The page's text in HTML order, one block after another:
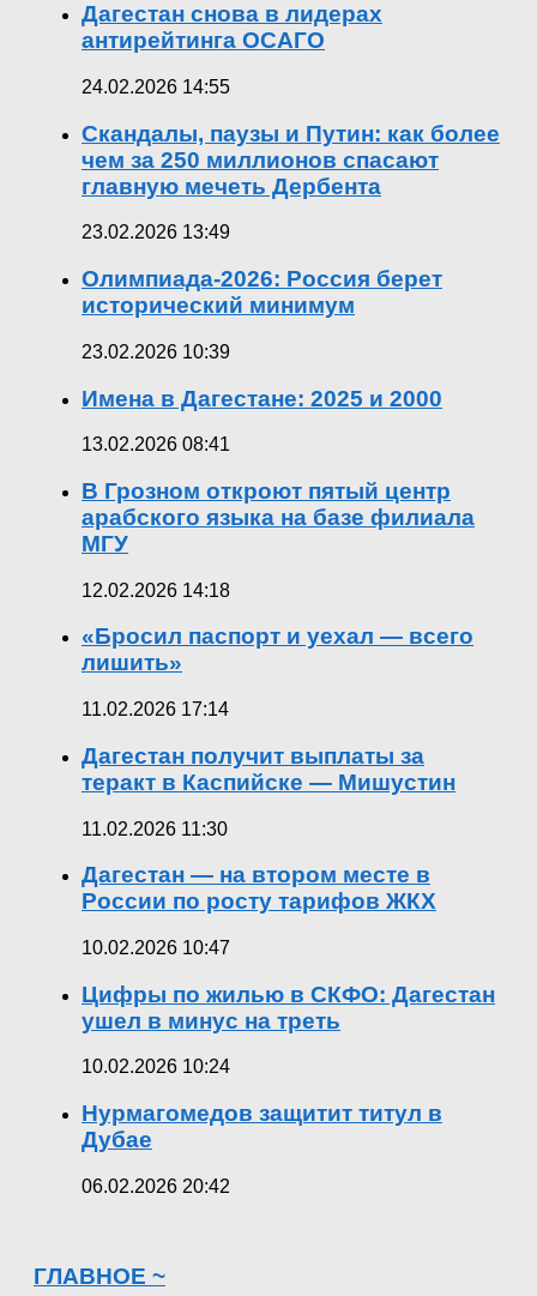
Дагестан снова в лидерах
антирейтинга ОСАГО
24.02.2026 14:55
Скандалы, паузы и Путин: как более
чем за 250 миллионов спасают
главную мечеть Дербента
23.02.2026 13:49
Олимпиада-2026: Россия берет
исторический минимум
23.02.2026 10:39
Имена в Дагестане: 2025 и 2000
13.02.2026 08:41
В Грозном откроют пятый центр
арабского языка на базе филиала
МГУ
12.02.2026 14:18
«Бросил паспорт и уехал — всего
лишить»
11.02.2026 17:14
Дагестан получит выплаты за
теракт в Каспийске — Мишустин
11.02.2026 11:30
Дагестан — на втором месте в
России по росту тарифов ЖКХ
10.02.2026 10:47
Цифры по жилью в СКФО: Дагестан
ушел в минус на треть
10.02.2026 10:24
Нурмагомедов защитит титул в
Дубае
06.02.2026 20:42
ГЛАВНОЕ ~